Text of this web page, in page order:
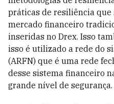
práticas de resiliência
mercado financeiro
inseridas no Drex. Isso
isso é utilizado a rede do
(ARFN) que é uma rede
desse sistema financeiro
grande nível de segurança.